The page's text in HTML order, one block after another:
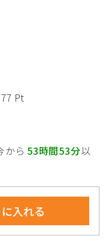
Pt
から 53時間53分以
入れる